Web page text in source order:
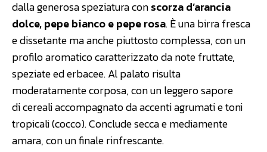
dalla generosa speziatura conscorza d’arancia
dolce, pepe bianco e pepe rosa. È una birra fresca
e dissetante ma anche piuttosto complessa, con un
profilo aromatico caratterizzato da note fruttate,
speziate ed erbacee. Al palato risulta
moderatamente corposa, con un leggero sapore
di cereali accompagnato da accenti agrumati e toni
tropicali (cocco). Conclude secca e mediamente
amara, con un finale rinfrescante.